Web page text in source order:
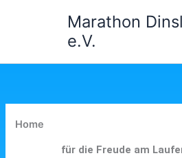
Marathon
e.V.
Home
für die Freude am